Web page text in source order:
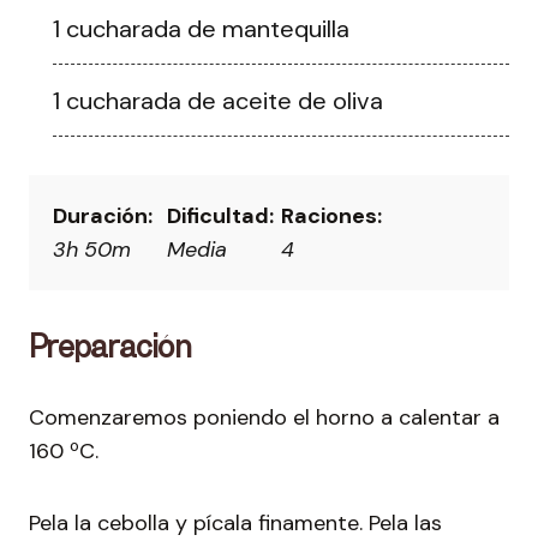
1 cucharada de mantequilla
1 cucharada de aceite de oliva
Duración:
3h 50m
Dificultad:
Media
Raciones:
4
Preparación
Comenzaremos poniendo el horno a calentar a
160 ºC.
Pela la cebolla y pícala finamente. Pela las